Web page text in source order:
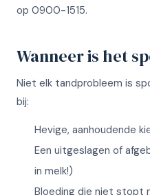
op 0900-1515.
Wanneer is het
Niet elk tandprobleem is
bij:
Hevige, aanhoudende
Een uitgeslagen of
in melk!)
Bloeding die niet stopt